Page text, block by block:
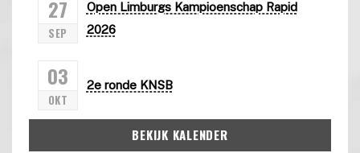
27
SEP
Open Limburgs Kampioenschap Rapid
2026
03
OKT
2e ronde KNSB
BEKIJK KALENDER